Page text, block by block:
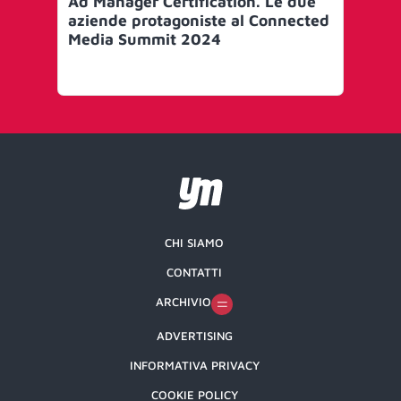
aziende protagoniste al Connected
Media Summit 2024
CHI SIAMO
CONTATTI
ARCHIVIO
ADVERTISING
INFORMATIVA PRIVACY
COOKIE POLICY